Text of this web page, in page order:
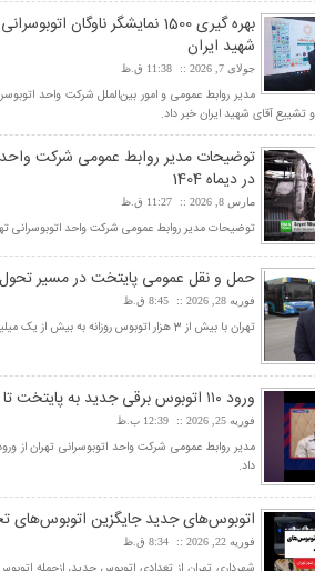
بهره گیری 1500 نمایشگر
شهید ایران
جولای 7, 2026 11:38 ق.ظ
تشییع آقای شهید ایران خبر داد.
توضیحات مدیر روابط عمومی شرکت واحد
در دیماه 1404
مارس 8, 2026 11:27 ق.ظ
توضیحات مدیر روابط عمومی شرکت واحد اتوبوسرانی
حمل و نقل عمومی پایتخت در مسیر تحول
فوریه 28, 2026 8:45 ق.ظ
تهران با بیش از 3 هزار اتوبوس روزانه به بیش از یک میلیون مسافر خدمت‌رسانی می‌کند.
ورود ۱۱۰ اتوبوس برقی جدید به پایتخت تا پایان سال
فوریه 25, 2026 12:39 ب.ظ
داد.
اتوبوس‌های جدید جایگزین
فوریه 22, 2026 8:34 ق.ظ